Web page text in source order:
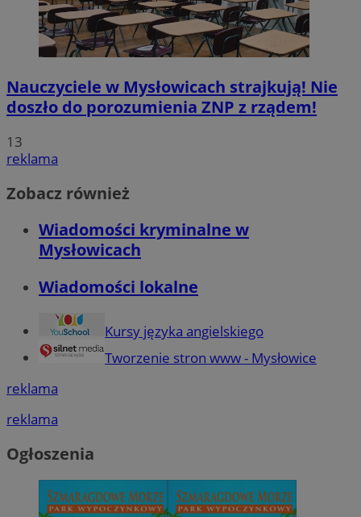
Nauczyciele w Mysłowicach strajkują! Nie
doszło do porozumienia ZNP z rządem!
13
reklama
Zobacz również
Wiadomości kryminalne w
Mysłowicach
Wiadomości lokalne
Kursy języka angielskiego
Tworzenie stron www - Mysłowice
reklama
reklama
Ogłoszenia